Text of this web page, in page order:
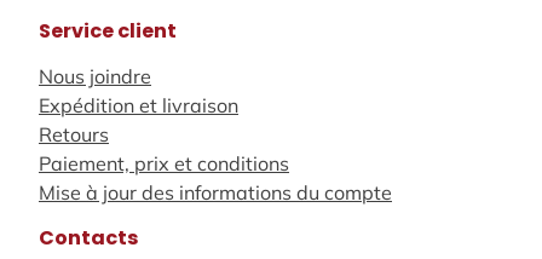
Service client
Nous joindre
Expédition et livraison
Retours
Paiement, prix et conditions
Mise à jour des informations du compte
Contacts